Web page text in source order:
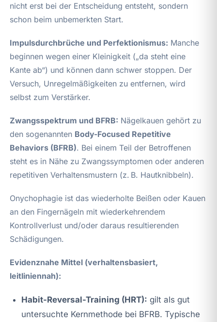
nicht erst bei der Entscheidung entsteht, sondern
schon beim unbemerkten Start.
Impulsdurchbrüche und Perfektionismus: Manche
beginnen wegen einer Kleinigkeit („da steht eine
Kante ab“) und können dann schwer stoppen. Der
Versuch, Unregelmäßigkeiten zu entfernen, wird
selbst zum Verstärker.
Zwangsspektrum und BFRB: Nägelkauen gehört zu
den sogenannten Body-Focused Repetitive
Behaviors (BFRB). Bei einem Teil der Betroffenen
steht es in Nähe zu Zwangssymptomen oder anderen
repetitiven Verhaltensmustern (z. B. Hautknibbeln).
Onychophagie ist das wiederholte Beißen oder Kauen
an den Fingernägeln mit wiederkehrendem
Kontrollverlust und/oder daraus resultierenden
Schädigungen.
Evidenznahe Mittel (verhaltensbasiert,
leitliniennah):
Habit-Reversal-Training (HRT): gilt als gut
untersuchte Kernmethode bei BFRB. Typische